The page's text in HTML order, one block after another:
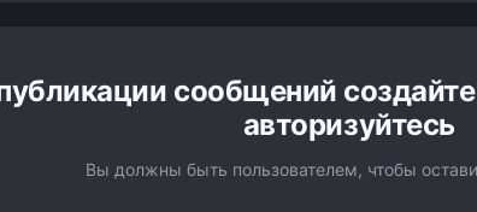
сообщений
авторизуйтесь
Вы должны быть пользователем, чтобы